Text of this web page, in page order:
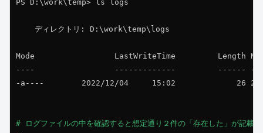
PS D:\work\temp> ls logs
    ディレクトリ: D:\work\temp\logs
Mode                 LastWriteTime         Length
----                 -------------         ------
-a----        2022/12/04     15:02             26
# ログファイルの中を確認すると想定通り２件の「存在した」が記載